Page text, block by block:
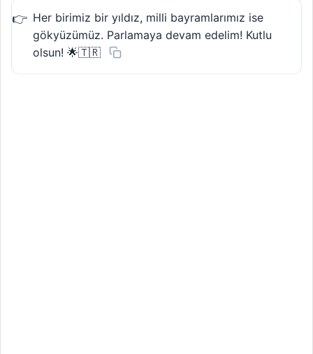
Her birimiz bir yıldız, milli bayramlarımız ise
gökyüzümüz. Parlamaya devam edelim! Kutlu
olsun! 🌟🇹🇷